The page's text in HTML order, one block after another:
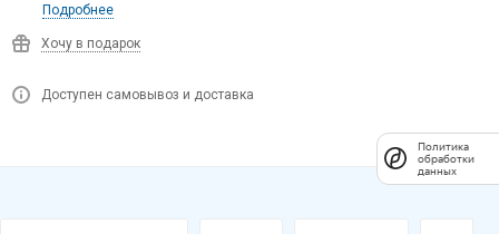
Подробнее
Хочу в подарок
Доступен самовывоз и доставка
Политика
обработки
данных